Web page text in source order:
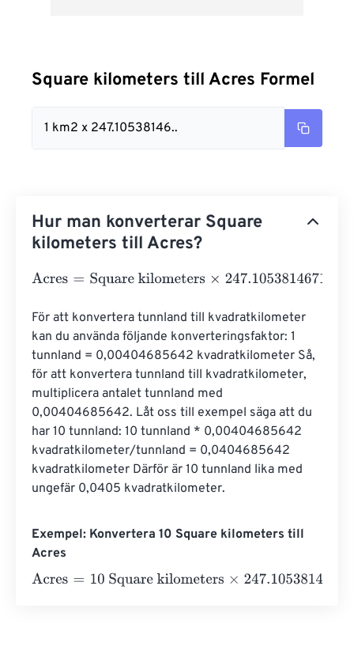
Square kilometers till Acres Formel
1 km2 x 247.10538146..
Hur man konverterar Square
kilometers till Acres?
Acres= Square kilometers×247.10538146717
För att konvertera tunnland till kvadratkilometer
kan du använda följande konverteringsfaktor: 1
tunnland = 0,00404685642 kvadratkilometer Så,
för att konvertera tunnland till kvadratkilometer,
multiplicera antalet tunnland med
0,00404685642. Låt oss till exempel säga att du
har 10 tunnland: 10 tunnland * 0,00404685642
kvadratkilometer/tunnland = 0,0404685642
kvadratkilometer Därför är 10 tunnland lika med
ungefär 0,0405 kvadratkilometer.
Exempel: Konvertera 10 Square kilometers till
Acres
Acres= 10 Square kilometers×247.10538146717=